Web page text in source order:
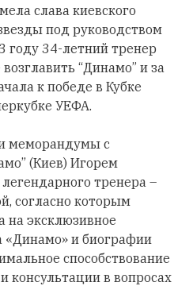
слава киевского
под руководством
году 34-летний тренер
“Динамо” и за
к победе в Кубке
УЕФА.
меморандумы с
(Киев) Игорем
тренера –
согласно которым
на эксклюзивное
«Динамо» и биографии
способствование
консультации в вопросах